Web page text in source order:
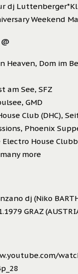
dj
Weekend
Heaven, Dom im
am See, SFZ
GMD
Club (DHC),
Phoenix
House
more
dj (Niko
GRAZ